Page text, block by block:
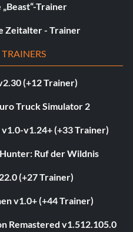
Trainer
Zeitalter - Trainer
(+12 Trainer)
Truck Simulator 2
v1.24+ (+33 Trainer)
Ruf der Wildnis
(+27 Trainer)
v1.0+ (+44 Trainer)
Remastered v1.512.105.0